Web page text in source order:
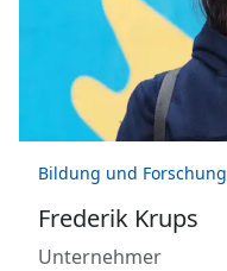
Bildung und Forschung
Frederik Krups
Unternehmer